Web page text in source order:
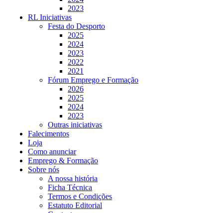
2023
RL Iniciativas
Festa do Desporto
2025
2024
2023
2022
2021
Fórum Emprego e Formação
2026
2025
2024
2023
Outras iniciativas
Falecimentos
Loja
Como anunciar
Emprego & Formação
Sobre nós
A nossa história
Ficha Técnica
Termos e Condições
Estatuto Editorial